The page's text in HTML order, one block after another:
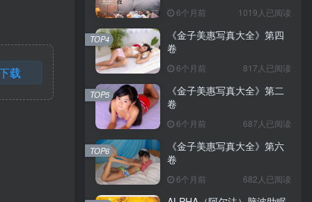
载
6个月前 1019人已阅读
《金子美惠写真大全》第四
卷
6个月前 817人已阅读
TOP4
《金子美惠写真大全》第二
卷
6个月前 687人已阅读
TOP5
《金子美惠写真大全》第六
卷
6个月前 682人已阅读
TOP6